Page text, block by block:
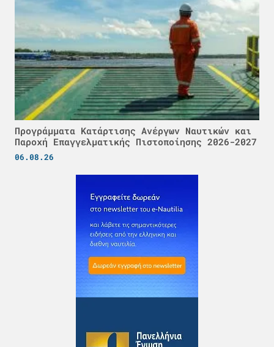
Προγράμματα Κατάρτισης Ανέργων Ναυτικών και
Παροχή Επαγγελματικής Πιστοποίησης 2026-2027
06.08.26